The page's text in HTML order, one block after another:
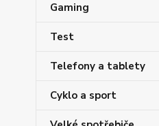
Gaming
Test
Telefony a tablety
Cyklo a sport